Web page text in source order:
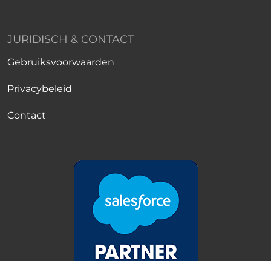
JURIDISCH & CONTACT
Gebruiksvoorwaarden
Privacybeleid
Contact